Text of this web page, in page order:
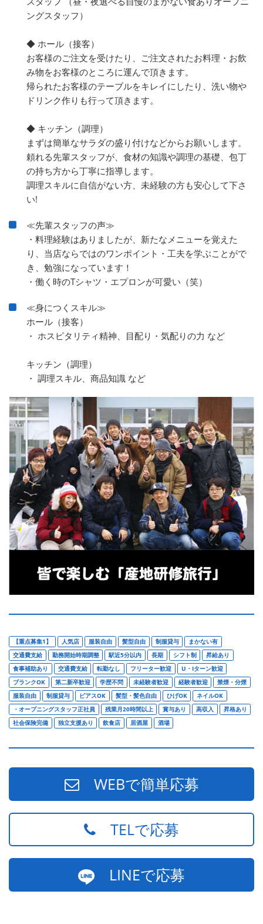
ングスタッフ）
◆ ホール（接客）
お客様のご注文を受けたり、ご注文されたお料理・お飲
み物をお客様のところに運んで頂きます。
帰られたお客様のテーブルをキレイにしたり、洗い物や
ドリンク作りも行って頂きます。
◆ キッチン（調理）
まずは簡単なサラダの盛り付けなどからお願いします。
頼れる先輩スタッフが、食材の知識や調理の基礎、包丁
の持ち方から丁寧に指導します。
調理スキルに自信がない方、未経験の方も安心して下さ
い!
≪先輩スタッフの声≫
・料理経験はありましたが、新たなメニューを覚えた
り、当店ならではのワンポイント・工夫を学ぶことがで
き、勉強になっています！
・働く時のTシャツ・エプロンが可愛い（笑）
≪身につくスキル≫
ホール（接客）
・ ホスピタリティ精神、目配り・気配りの力 など
キッチン（調理）
・ 調理スキル、商品知識 など
【重点募集1】 人気店 服装自由 髪型自由 制服貸与
まかない有
交通費支給
勤務開始時期調整 駅近5分以内 長期 シフト制
昇給あり
食事補助あり
交通費支給 転勤なし フリーター歓迎
U・Iターン歓迎
ブランクOK
第二新卒歓迎 学歴不問 未経験者歓迎 経験者歓迎
禁煙・分煙
服装自由
制服貸与 ピアスOK 髪型・髪色自由 ひげOK
ネイルOK
・オープニングスタッフ正社員
残業月20時間以上 賞与あり 高収入
昇格あり
社会保険完備
独立支援あり 飲食店 居酒屋 酒場
WEBで簡単応募
TELで応募
LINEで応募